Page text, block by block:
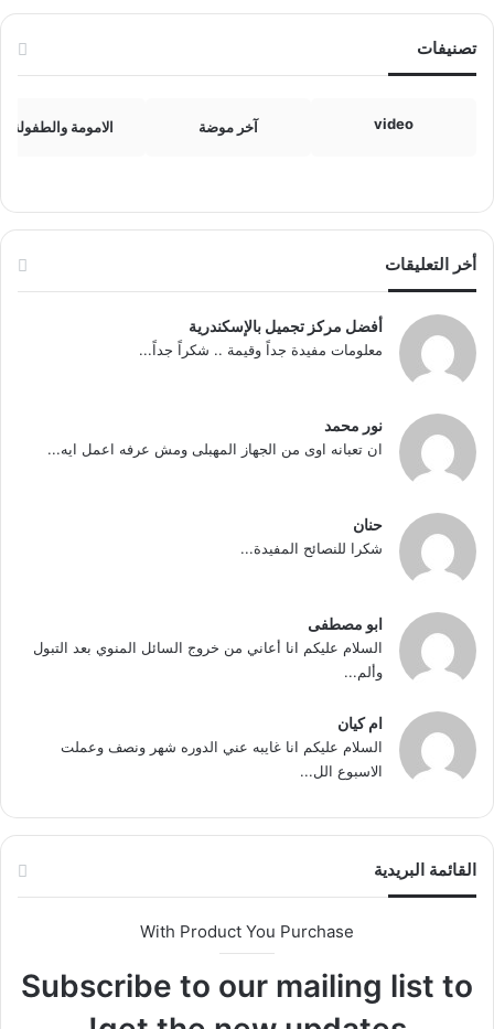
تصنيفات
video آخر موضة الامومة والطفولة
أخر التعليقات
أفضل مركز تجميل بالإسكندرية
معلومات مفيدة جداً وقيمة .. شكراً جداً...
نور محمد
ان تعبانه اوى من الجهاز المهبلى ومش عرفه اعمل ايه...
حنان
شكرا للنصائح المفيدة...
ابو مصطفى
السلام عليكم انا أعاني من خروج السائل المنوي بعد التبول
وألم...
ام كيان
السلام عليكم انا غايبه عني الدوره شهر ونصف وعملت
الاسبوع الل...
القائمة البريدية
With Product You Purchase
Subscribe to our mailing list to